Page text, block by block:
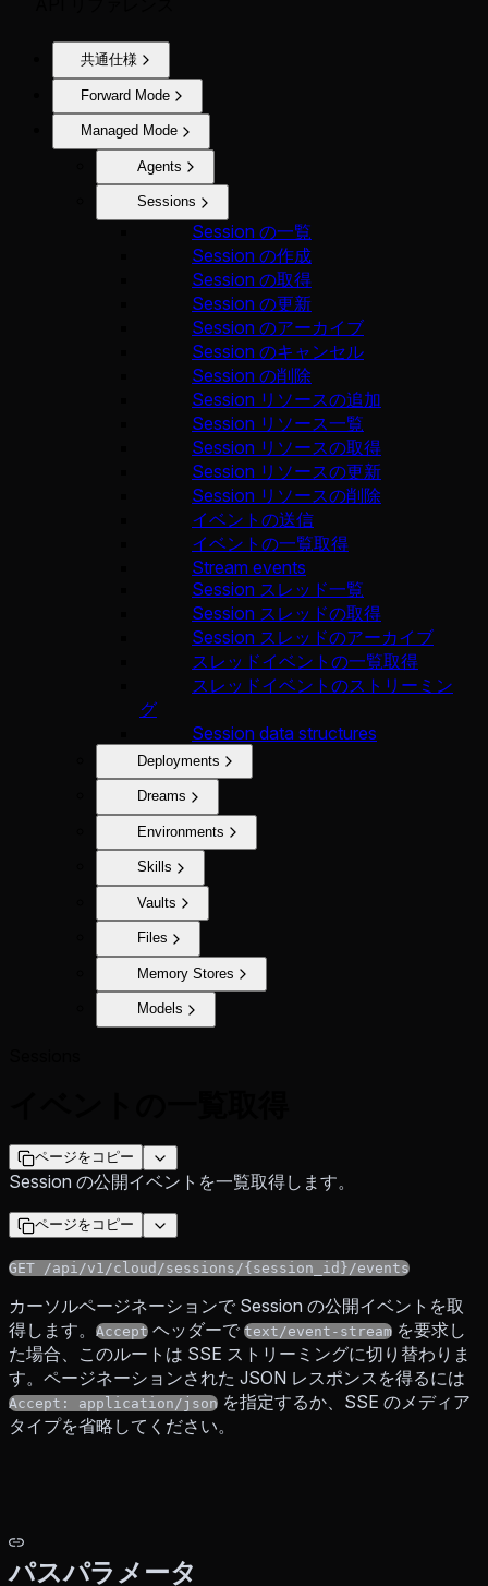
共通仕様
Forward Mode
Managed Mode
Agents
Sessions
Session の一覧
Session の作成
Session の取得
Session の更新
Session のアーカイブ
Session のキャンセル
Session の削除
Session リソースの追加
Session リソース一覧
Session リソースの取得
Session リソースの更新
Session リソースの削除
イベントの送信
イベントの一覧取得
Stream events
Session スレッド一覧
Session スレッドの取得
Session スレッドのアーカイブ
スレッドイベントの一覧取得
スレッドイベントのストリーミン
グ
Session data structures
Deployments
Dreams
Environments
Skills
Vaults
Files
Memory Stores
Models
ページをコピー
Session の公開イベントを一覧取得します。
ページをコピー
GET /api/v1/cloud/sessions/{session_id}/events
カーソルページネーションで Session の公開イベントを取
得します。
Accept ヘッダーで text/event-stream を要求し
た場合、このルートは SSE ストリーミングに切り替わりま
す。ページネーションされた JSON レスポンスを得るには
Accept: application/json を指定するか、SSE のメディア
タイプを省略してください。
パスパラメータ